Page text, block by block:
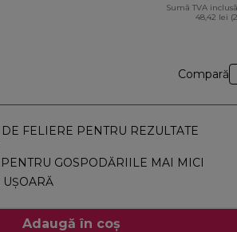
Sumă TVA
48,42 lei
Compară
FELIERE PENTRU REZULTATE
PENTRU GOSPODĂRIILE MAI MICI
UȘOARĂ
Adaugă în coș